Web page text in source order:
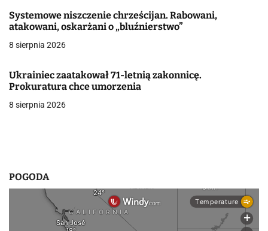
a
w
i
s
Systemowe niszczenie chrześcijan. Rabowani,
atakowani, oskarżani o „bluźnierstwo”
8 sierpnia 2026
Ukrainiec zaatakował 71-letnią zakonnicę.
Prokuratura chce umorzenia
8 sierpnia 2026
POGODA